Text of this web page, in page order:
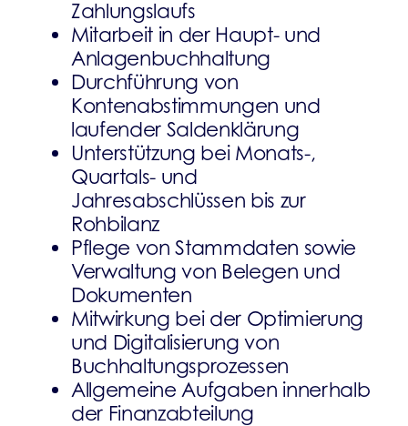
Zahlungslaufs
Mitarbeit in der Haupt- und
Anlagenbuchhaltung
Durchführung von
Kontenabstimmungen und
laufender Saldenklärung
Unterstützung bei Monats-,
Quartals- und
Jahresabschlüssen bis zur
Rohbilanz
Pflege von Stammdaten sowie
Verwaltung von Belegen und
Dokumenten
Mitwirkung bei der Optimierung
und Digitalisierung von
Buchhaltungsprozessen
Allgemeine Aufgaben innerhalb
der Finanzabteilung